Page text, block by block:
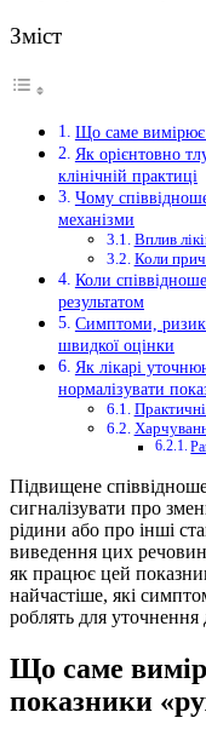
Зміст
Що саме вимірює
Як орієнтовно
клінічній практиці
Чому
механізми
Вплив
Коли
Коли
результатом
Симптоми,
швидкої оцінки
Як лікарі
нормалізувати
Підвищене
сигналізувати про
рідини або про інші
виведення цих
як працює цей
найчастіше, які
роблять для уточнення
Що саме
показники